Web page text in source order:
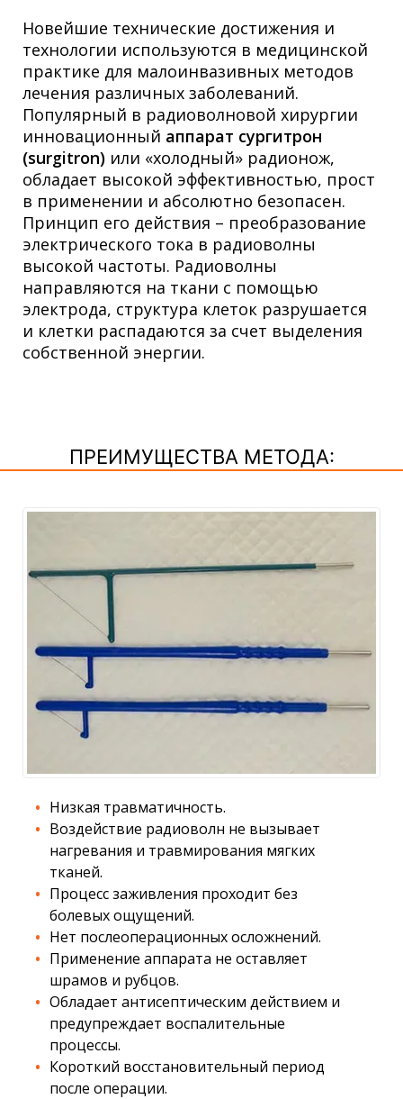
Новейшие технические достижения и
технологии используются в медицинской
практике для малоинвазивных методов
лечения различных заболеваний.
Популярный в радиоволновой хирургии
инновационный аппарат сургитрон
(surgitron) или «холодный» радионож,
обладает высокой эффективностью, прост
в применении и абсолютно безопасен.
Принцип его действия – преобразование
электрического тока в радиоволны
высокой частоты. Радиоволны
направляются на ткани с помощью
электрода, структура клеток разрушается
и клетки распадаются за счет выделения
собственной энергии.
ПРЕИМУЩЕСТВА МЕТОДА:
Низкая травматичность.
Воздействие радиоволн не вызывает
нагревания и травмирования мягких
тканей.
Процесс заживления проходит без
болевых ощущений.
Нет послеоперационных осложнений.
Применение аппарата не оставляет
шрамов и рубцов.
Обладает антисептическим действием и
предупреждает воспалительные
процессы.
Короткий восстановительный период
после операции.